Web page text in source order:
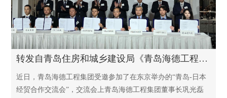
转发自青岛住房和城乡建设局《青岛海德工程集团参加“青岛-日本经贸合作交流会”》 / 2023-04-19
近日，青岛海德工程集团受邀参加了在东京举办的“青岛-日本
经贸合作交流会”，交流会上青岛海德工程集团董事长巩光磊